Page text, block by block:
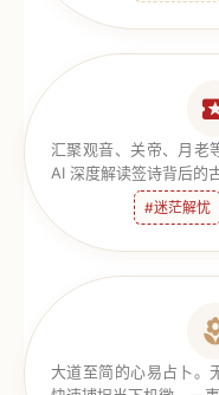
汇聚观音、关帝、月老
AI 深度解读签诗背后的
#迷茫解忧
大道至简的心易占卜。